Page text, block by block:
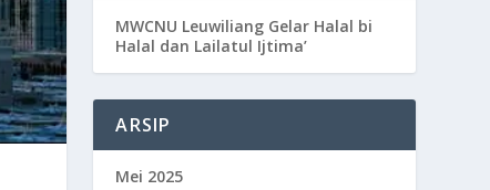
MWCNU Leuwiliang Gelar Halal bi
Halal dan Lailatul Ijtima’
ARSIP
Mei 2025